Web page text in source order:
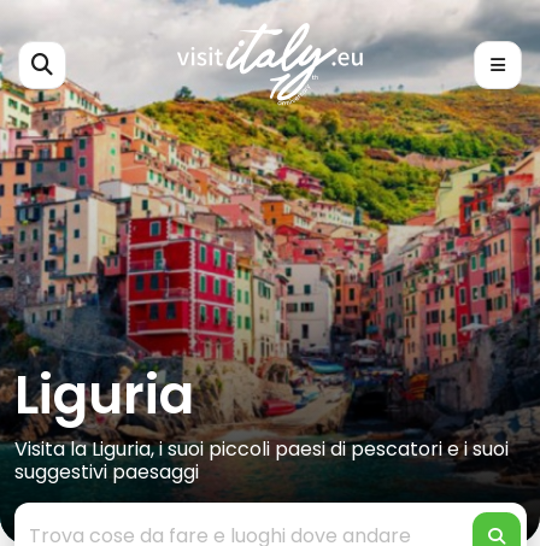
Liguria
Visita la Liguria, i suoi piccoli paesi di pescatori e i suoi
suggestivi paesaggi